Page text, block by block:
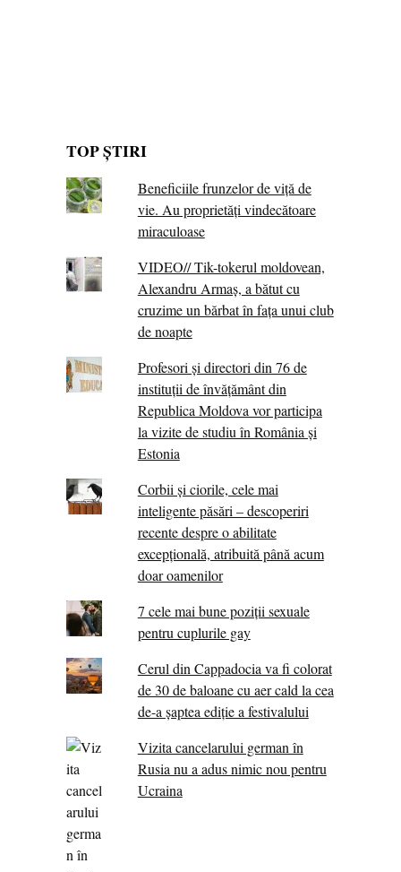
TOP ȘTIRI
Beneficiile frunzelor de viță de
vie. Au proprietăţi vindecătoare
miraculoase
VIDEO// Tik-tokerul moldovean,
Alexandru Armaș, a bătut cu
cruzime un bărbat în fața unui club
de noapte
Profesori și directori din 76 de
instituții de învățământ din
Republica Moldova vor participa
la vizite de studiu în România și
Estonia
Corbii şi ciorile, cele mai
inteligente păsări – descoperiri
recente despre o abilitate
excepţională, atribuită până acum
doar oamenilor
7 cele mai bune poziții sexuale
pentru cuplurile gay
Cerul din Cappadocia va fi colorat
de 30 de baloane cu aer cald la cea
de-a șaptea ediție a festivalului
Vizita cancelarului german în
Rusia nu a adus nimic nou pentru
Ucraina